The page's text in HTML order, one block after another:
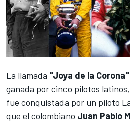
La llamada "Joya de la Corona"
ganada por cinco pilotos
fue conquistada por un piloto
que el colombiano Juan Pablo